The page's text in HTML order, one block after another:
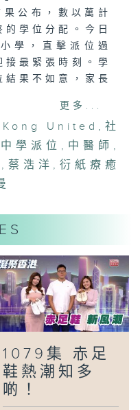
公布，數以萬計
學位分配。今日
學，直擊派位過
最緊張時刻。學
結果不如意，家長
暑過，一日熱三
兩個星期期間，天
中醫師拆解小暑
旅」
，透過折、皺、
造型，再搭配成獨
僅可以激發長者的
部的小肌肉、手眼
化發展。有機構就
班老友記可以體會
更多...
United , 社
中學派位 , 中醫師 ,
, 蔡浩洋 , 衍紙療癒
1079集 赤足
鞋熱潮知多
啲！